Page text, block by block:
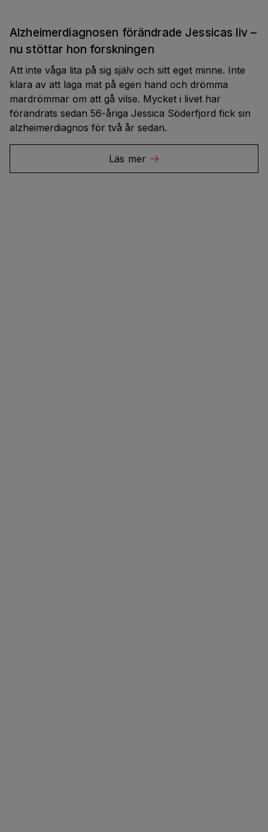
Alzheimerdiagnosen förändrade Jessicas liv –
nu stöttar hon forskningen
Att inte våga lita på sig själv och sitt eget minne. Inte
klara av att laga mat på egen hand och drömma
mardrömmar om att gå vilse. Mycket i livet har
förändrats sedan 56-åriga Jessica Söderfjord fick sin
alzheimerdiagnos för två år sedan.
Läs mer